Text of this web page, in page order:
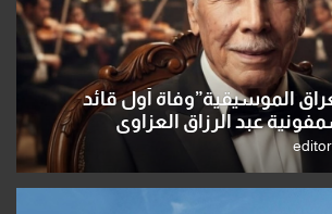
الموسيقية”وفاة أول قائد
عبد الرزاق العزاوي
editor